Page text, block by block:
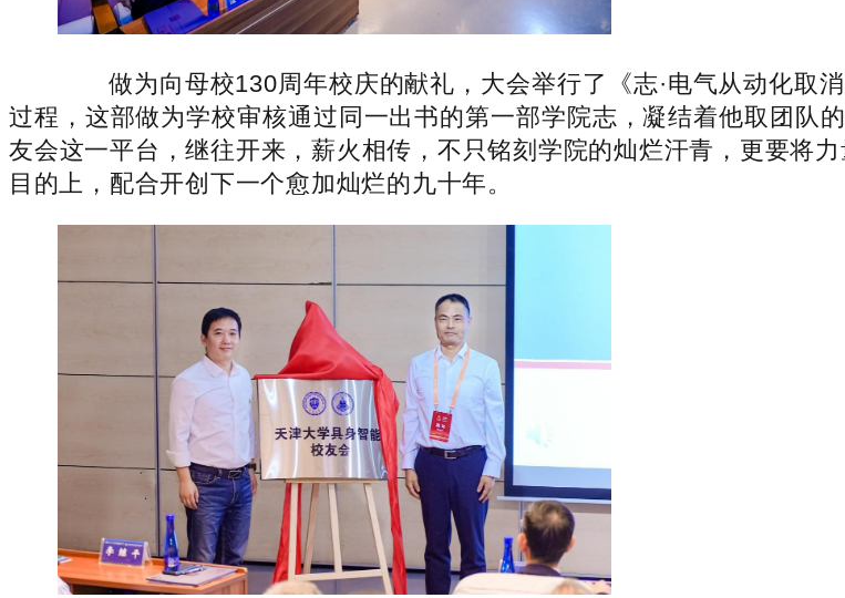
做为向母校130周年校庆的献礼，大会举行了《志·电气从动化取
过程，这部做为学校审核通过同一出书的第一部学院志，凝结着他取团队
友会这一平台，继往开来，薪火相传，不只铭刻学院的灿烂汗青，更要将
目的上，配合开创下一个愈加灿烂的九十年。